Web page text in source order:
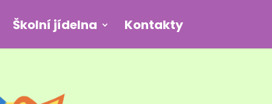
Školní jídelna Kontakty